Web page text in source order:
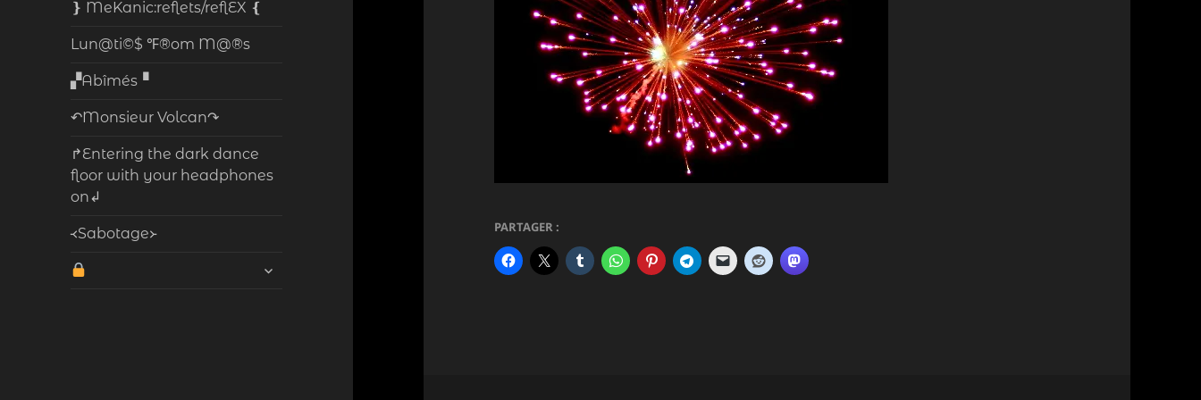
❵ MeKanic:reflets/reflEX ❴
Lun@ti©$ ℉®om M@®s
▞Abîmés▝
↶Monsieur Volcan↷
↱Entering the dark dance
floor with your headphones
on↲
᚜Sabotage᚛
PARTAGER :